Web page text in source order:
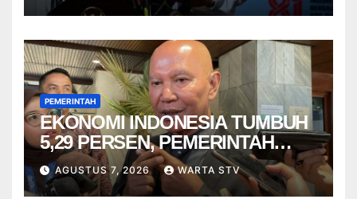
PEMERINTAH
EKONOMI INDONESIA TUMBUH
5,29 PERSEN, PEMERINTAH
DIMINTA TAK CEPAT PUAS
AGUSTUS 7, 2026 WARTA STV